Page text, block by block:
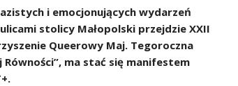
i emocjonujących wydarzeń
stolicy Małopolski przejdzie XXII
Queerowy Maj. Tegoroczna
ma stać się manifestem